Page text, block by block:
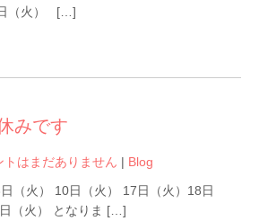
日（火） […]
みです
トはまだありません | Blog
（火） 10日（火） 17日（火）18日
（火） となりま […]